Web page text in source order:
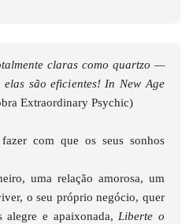
claras como quartzo —
são eficientes! In New Age
Extraordinary Psychic)
com que os seus sonhos
uma relação amorosa, um
o seu próprio negócio, quer
alegre e apaixonada,Liberte o